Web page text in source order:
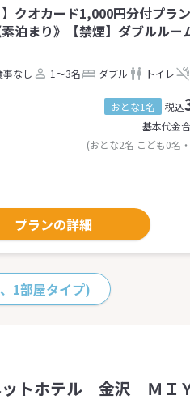
】クオカード1,000円分付プ
泊まり》【禁煙】ダブルルー
事なし 1～3名 ダブル トイレ
おとな1名 税込
基本代金
(おとな2名 こども0名
プランの詳細
1部屋タイプ)
ットホテル 金沢 ＭＩ